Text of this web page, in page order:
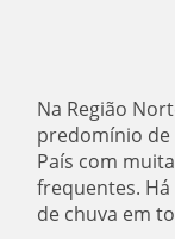
Na Região
predomínio
País com
frequentes.
de chuva em